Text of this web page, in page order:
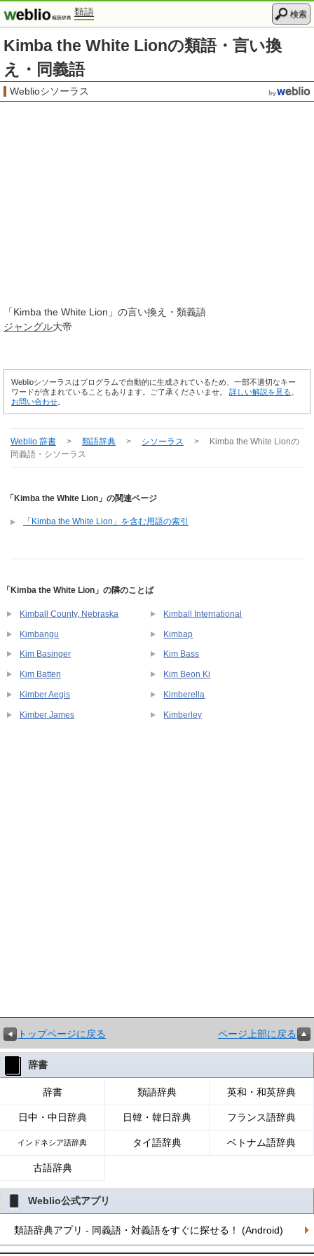
類語 検索
Kimba the White Lionの類語・言い換
え・同義語
Weblioシソーラス
「Kimba the White Lion 」の言い換え・類義語
ジャングル大帝
Weblioシソーラスはプログラムで自動的に生成されているため、一部不適切なキー
ワードが含まれていることもあります。ご了承くださいませ。 詳しい解説を見る
お問い合わせ
Weblio 辞書 > 類語辞典 > シソーラス > Kimba the White Lionの
同義語・シソーラス
「Kimba the White Lion」の関連ページ
「Kimba the White Lion」を含む用語の索引
「Kimba the White Lion」の隣のことば
Kimball County, Nebraska Kimball International
Kimbangu Kimbap
Kim Basinger Kim Bass
Kim Batten Kim Beon Ki
Kimber Aegis Kimberella
Kimber James Kimberley
トップページに戻る ページ上部に戻る
辞書
辞書 類語辞典 英和・和英辞典
日中・中日辞典 日韓・韓日辞典 フランス語辞典
インドネシア語辞典 タイ語辞典 ベトナム語辞典
古語辞典
Weblio公式アプリ
類語辞典アプリ - 同義語・対義語をすぐに探せる！ (Android)